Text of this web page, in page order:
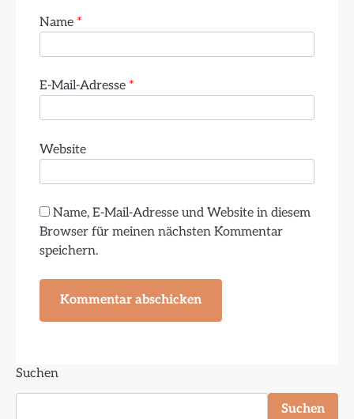
Name *
E-Mail-Adresse *
Website
Name, E-Mail-Adresse und Website in diesem
Browser für meinen nächsten Kommentar
speichern.
Suchen
Suchen